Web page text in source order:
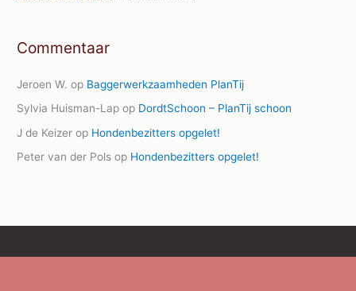
Commentaar
Jeroen W. op Baggerwerkzaamheden PlanTij
Sylvia Huisman-Lap op DordtSchoon – PlanTij schoon
J de Keizer op Hondenbezitters opgelet!
Peter van der Pols op Hondenbezitters opgelet!